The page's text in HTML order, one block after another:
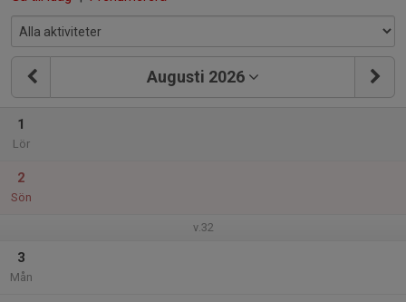
Augusti 2026
1
Lör
2
Sön
v.32
3
Mån